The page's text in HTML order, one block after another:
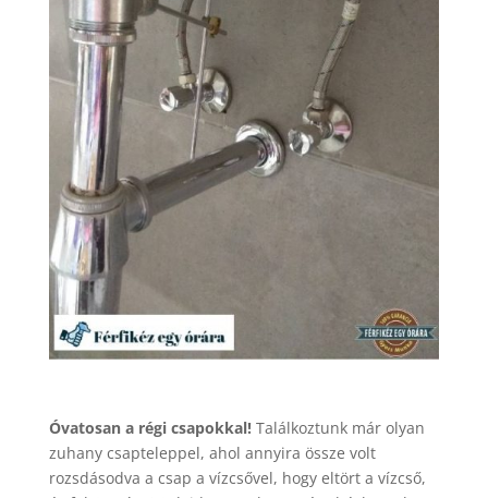
Óvatosan a régi csapokkal!Találkoztunk már olyan
zuhany csapteleppel, ahol annyira össze volt
rozsdásodva a csap a vízcsővel, hogy eltört a vízcső,